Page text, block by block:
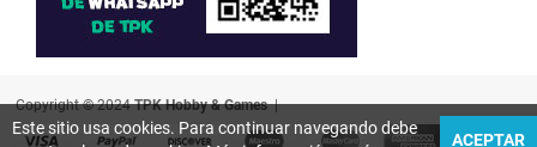
Copyright © 2024TPK Hobby & Games|
Este sitio usa cookies. Para continuar navegando debe
ACEPTAR